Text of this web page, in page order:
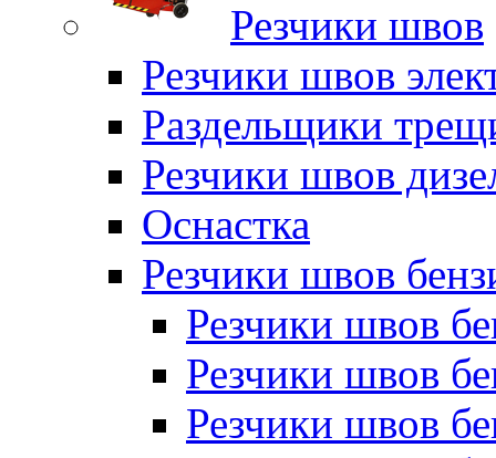
Резчики швов
Резчики швов
Раздельщики
Резчики швов
Оснастка
Резчики швов
Резчики швов
Резчики швов
Резчики швов